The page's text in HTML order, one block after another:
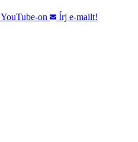
YouTube-on
Írj e-mailt!